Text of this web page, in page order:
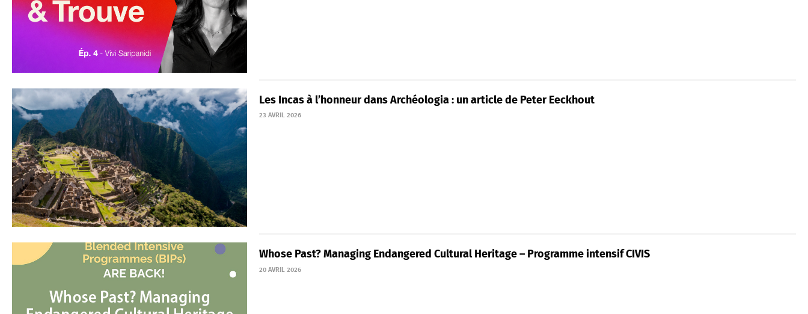
Les Incas à l’honneur dans Archéologia : un article de Peter Eeckhout
23 AVRIL 2026
Whose Past? Managing Endangered Cultural Heritage – Programme intensif CIVIS
20 AVRIL 2026